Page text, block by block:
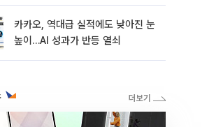
카카오, 역대급 실적에도 낮아진 눈
높이…AI 성과가 반등 열쇠